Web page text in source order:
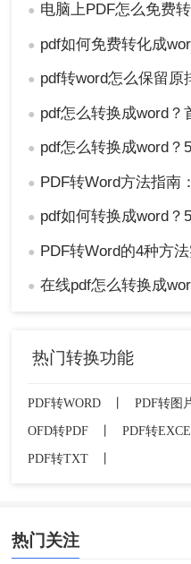
● 电脑上PDF怎么免费转换成Word？
● pdf如何免费转化成word？四种
● pdf转word怎么保留原排版？2026最
● pdf怎么转换成word？首选免
● pdf怎么转换成word？5种实
● PDF转Word方法指南：专业软件、在线
● pdf如何转换成word？5种
● PDF转Word的4种方法实测：在线
● 在线pdf怎么转换成word文档？PDF猫
热门转换功能
PDF转WORD PDF转图
OFD转PDF
PDF转
PDF转TXT
热门关注